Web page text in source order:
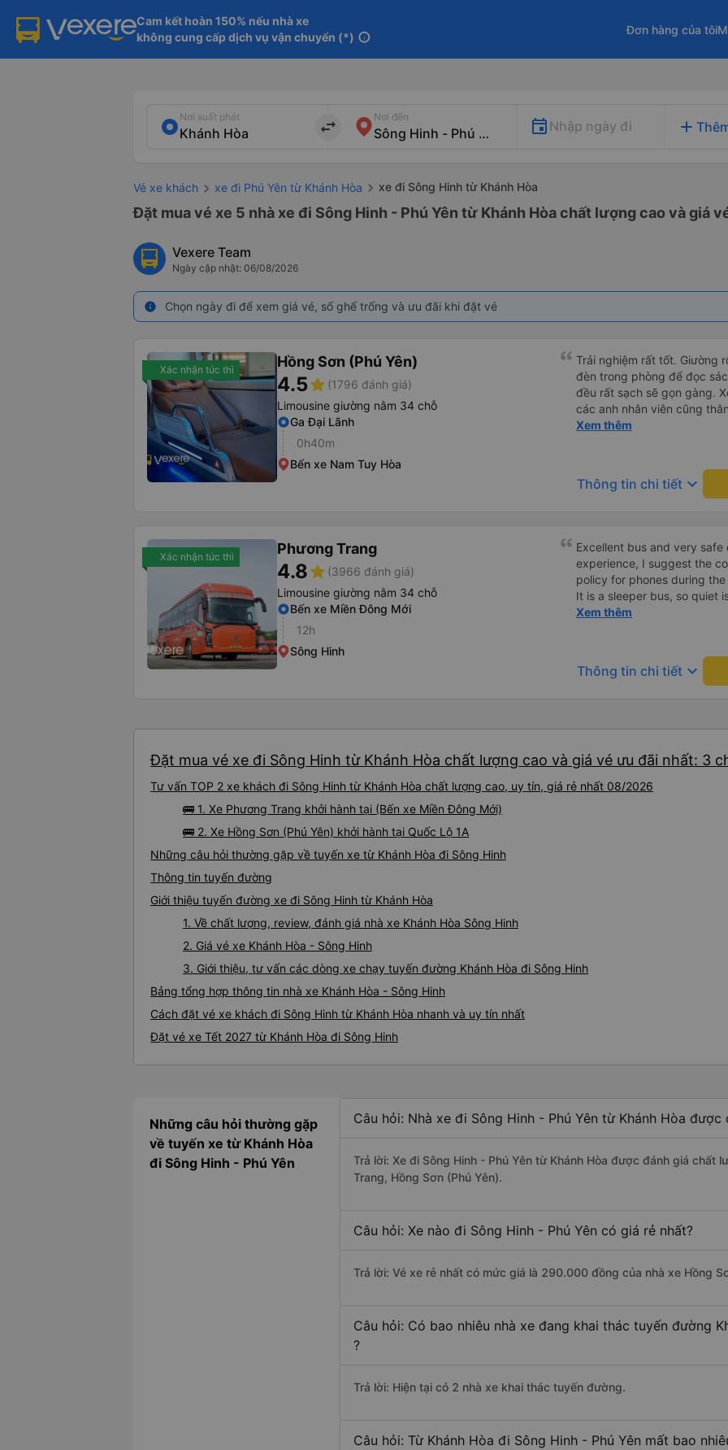
Cam kết hoàn 150% nếu nhà xe
không cung cấp dịch vụ vận chuyển (*) info
Đơn hàng của tôi
Nơi xuất phát
import_export
Nơi đến
Nhập ngày đi add
Vé xe khách xe đi Phú Yên từ Khánh Hòa xe đi Sông Hinh từ Khánh Hòa
Đặt mua vé xe 5 nhà xe đi Sông Hinh - Phú Yên từ Khánh Hòa chất lượng cao và giá
Vexere Team
Ngày cập nhật: 06/08/2026
info Chọn ngày đi để xem giá vé, số ghế trống và ưu đãi khi đặt vé
Xác nhận tức thì Hồng Sơn (Phú Yên)
4.5star (1796 đánh giá)
Limousine giường nằm 34 chỗ
Ga Đại Lãnh
0h40m
Bến xe Nam Tuy Hòa
Trải nghiệm rất tốt. Giường
đèn trong phòng để đọc
đều rất sạch sẽ gọn gàng.
các anh nhân viên cũng
chuyển về nội thành thành
Xem thêm
Thông tin chi tiết keyboard_arrow_down
Xác nhận tức thì Phương Trang
4.8star (3966 đánh giá)
Limousine giường nằm 34 chỗ
Bến xe Miền Đông Mới
12h
Sông Hinh
Excellent bus and very
experience, I suggest the
policy for phones during
It is a sleeper bus, so quiet
Wi-Fi password clearly
hơn, tôi góp ý nhà xe nên
lặng (tắt âm thanh điện
Tôi vẫn sẽ tiếp tục ủng hộ
Xem thêm
Thông tin chi tiết keyboard_arrow_down
Đặt mua vé xe đi Sông Hinh từ Khánh Hòa chất lượng cao và giá vé ưu đãi nhất: 3
Tư vấn TOP 2 xe khách đi Sông Hinh từ Khánh Hòa chất lượng cao, uy tín, giá rẻ nhất 08/2026
🚌 1. Xe Phương Trang khởi hành tại (Bến xe Miền Đông Mới)
🚌 2. Xe Hồng Sơn (Phú Yên) khởi hành tại Quốc Lộ 1A
Những câu hỏi thường gặp về tuyến xe từ Khánh Hòa đi Sông Hinh
Thông tin tuyến đường
Giới thiệu tuyến đường xe đi Sông Hinh từ Khánh Hòa
1. Về chất lượng, review, đánh giá nhà xe Khánh Hòa Sông Hinh
2. Giá vé xe Khánh Hòa - Sông Hinh
3. Giới thiệu, tư vấn các dòng xe chạy tuyến đường Khánh Hòa đi Sông Hinh
Bảng tổng hợp thông tin nhà xe Khánh Hòa - Sông Hinh
Cách đặt vé xe khách đi Sông Hinh từ Khánh Hòa nhanh và uy tín nhất
Đặt vé xe Tết 2027 từ Khánh Hòa đi Sông Hinh
Những câu hỏi thường gặp
về tuyến xe từ Khánh Hòa
đi Sông Hinh - Phú Yên
Câu hỏi: Nhà xe đi Sông Hinh - Phú Yên từ Khánh Hòa
Trả lời: Xe đi Sông Hinh - Phú Yên từ Khánh Hòa được đánh giá chất
Trang, Hồng Sơn (Phú Yên).
Câu hỏi: Xe nào đi Sông Hinh - Phú Yên có giá rẻ nhất?
Trả lời: Vé xe rẻ nhất có mức giá là 290.000 đồng của nhà xe Hồng
Câu hỏi: Có bao nhiêu nhà xe đang khai thác tuyến đường
?
Trả lời: Hiện tại có 2 nhà xe khai thác tuyến đường.
Câu hỏi: Từ Khánh Hòa đi Sông Hinh - Phú Yên mất bao